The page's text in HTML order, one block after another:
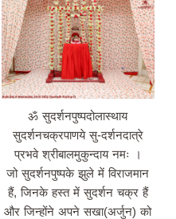
ॐ सुदर्शनपुष्पदोलास्थाय
सुदर्शनचक्रपाणये सु-दर्शनदात्रे
प्रभवे श्रीबालमुकुन्दाय नमः ।
जो सुदर्शनपुष्पके झुले में विराजमान
हैं, जिनके हस्त में सुदर्शन चक्र हैं
और जिन्होंने अपने सखा(अर्जुन) को